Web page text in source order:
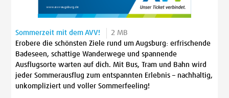
Sommerzeit mit dem AVV!
2 MB
Erobere die schönsten Ziele rund um Augsburg: erfrischende
Badeseen, schattige Wanderwege und spannende
Ausflugsorte warten auf dich. Mit Bus, Tram und Bahn wird
jeder Sommerausflug zum entspannten Erlebnis – nachhaltig,
unkompliziert und voller Sommerfeeling!